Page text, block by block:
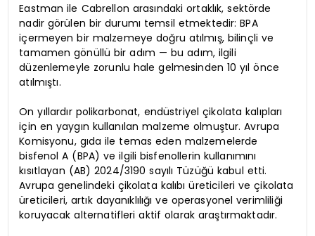
Eastman ile Cabrellon arasındaki ortaklık, sektörde
nadir görülen bir durumı temsil etmektedir: BPA
içermeyen bir malzemeye doğru atılmış, bilinçli ve
tamamen gönüllü bir adım — bu adım, ilgili
düzenlemeyle zorunlu hale gelmesinden 10 yıl önce
atılmıştı.
On yıllardır polikarbonat, endüstriyel çikolata kalıpları
için en yaygın kullanılan malzeme olmuştur. Avrupa
Komisyonu, gıda ile temas eden malzemelerde
bisfenol A (BPA) ve ilgili bisfenollerin kullanımını
kısıtlayan (AB) 2024/3190 sayılı Tüzüğü kabul etti.
Avrupa genelindeki çikolata kalıbı üreticileri ve çikolata
üreticileri, artık dayanıklılığı ve operasyonel verimliliği
koruyacak alternatifleri aktif olarak araştırmaktadır.